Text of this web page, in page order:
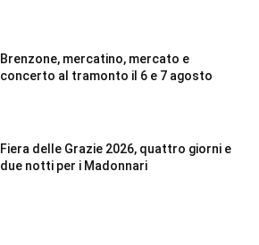
Brenzone, mercatino, mercato e
concerto al tramonto il 6 e 7 agosto
Fiera delle Grazie 2026, quattro giorni e
due notti per i Madonnari